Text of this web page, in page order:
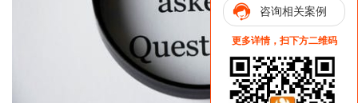
咨询相关案例
更多详情，扫下方二维码